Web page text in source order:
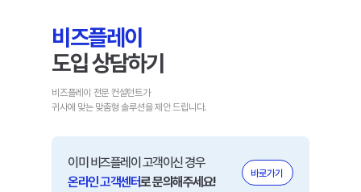
비즈플레이
도입 상담하기
비즈플레이 전문 컨설턴트가
귀사에 맞는 맞춤형 솔루션을 제안 드립니다.
이미 비즈플레이 고객이신 경우
온라인 고객센터로 문의해주세요!
바로가기